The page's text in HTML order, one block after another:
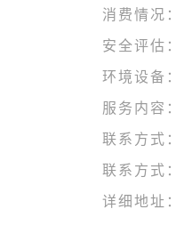
消费情况：
安全评估：
环境设备：
服务内容：
联系方式：
联系方式：
详细地址：